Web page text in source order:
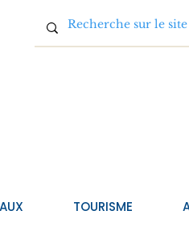
TOURISME